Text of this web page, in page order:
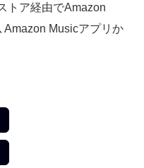
トア経由でAmazon
Amazon Musicアプリか